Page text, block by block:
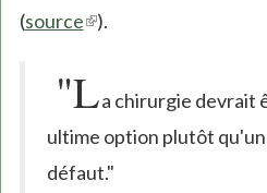
(source(link
external)
).
"La chirurgie devrait
ultime option plutôt
défaut."